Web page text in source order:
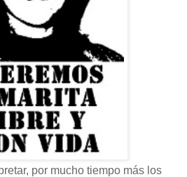
por mucho tiempo más los